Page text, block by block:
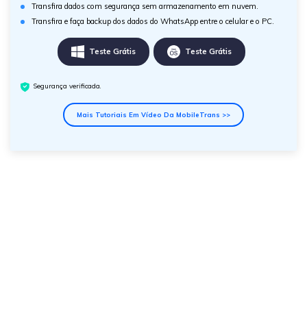
Transfira dados com segurança sem armazenamento em nuvem.
Transfira e faça backup dos dados do WhatsApp entre o celular e o PC.
Teste Grátis Teste Grátis
Segurança verificada.
Mais Tutoriais Em Vídeo Da MobileTrans >>